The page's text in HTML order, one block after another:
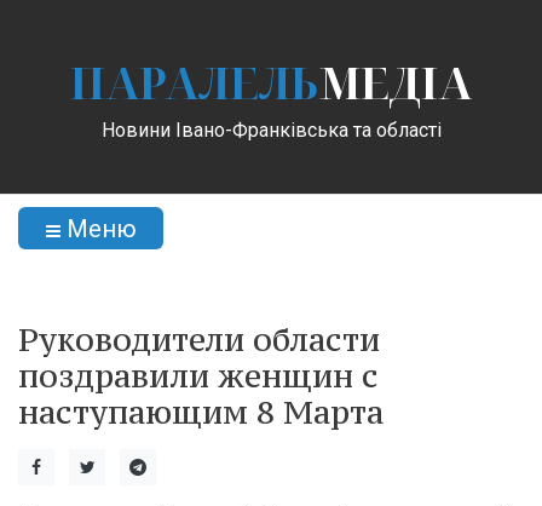
ПАРАЛЕЛЬМЕДІА
Новини Івано-Франківська та області
Меню
Руководители области
поздравили женщин с
наступающим 8 Марта